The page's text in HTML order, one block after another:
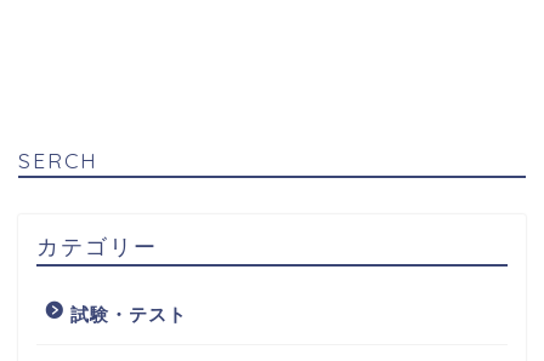
SERCH
カテゴリー
試験・テスト